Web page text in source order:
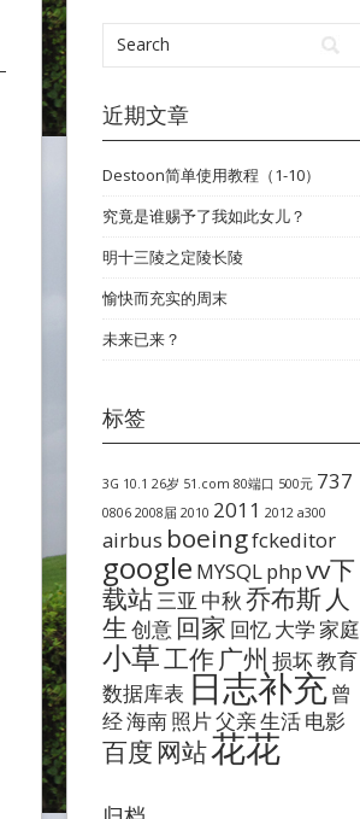
近期文章
Destoon简单使用教程（1-10）
究竟是谁赐予了我如此女儿？
明十三陵之定陵长陵
愉快而充实的周末
未来已来？
标签
3G 10.1 26岁 51.com 80端口 500元 737
0806 2008届 2010 2011 2012 a300
airbus boeingfckeditor
google MYSQLphpvv下
载站三亚 中秋乔布斯 人
生 创意 回家 回忆大学 家庭
小草工作广州 损坏教育
数据库表 日志补充曾
经海南照片父亲生活电影
百度 网站花花